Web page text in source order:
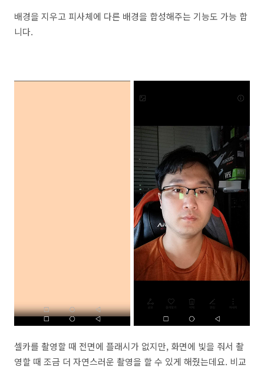
배경을 지우고 피사체에 다른 배경을 합성해주는 기능도 가능 합
니다.
셀카를 촬영할 때 전면에 플래시가 없지만, 화면에 빛을 줘서 촬
영할 때 조금 더 자연스러운 촬영을 할 수 있게 해줬는데요. 비교